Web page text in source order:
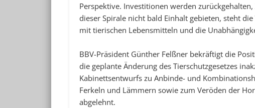
Perspektive. Investitionen werden
dieser Spirale nicht bald Einhalt gebieten, steht
mit tierischen Lebensmitteln und die
BBV-Präsident Günther Felßner bekräftigt die
die geplante Änderung des Tierschutzgesetzes
Kabinettsentwurfs zu Anbinde- und
Ferkeln und Lämmern sowie zum Veröden der
abgelehnt.